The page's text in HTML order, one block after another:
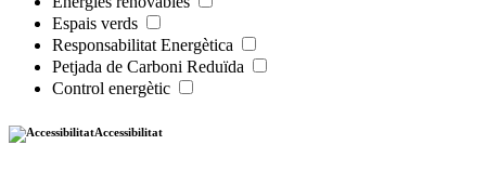
Espais verds
Responsabilitat Energètica
Petjada de Carboni Reduïda
Control energètic
Accessibilitat